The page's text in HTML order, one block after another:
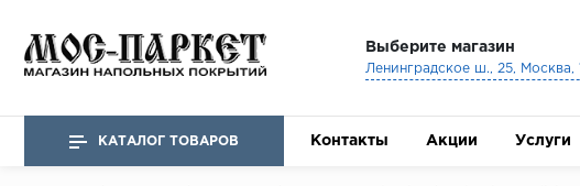
Выберите магазин
Ленинградское ш., 25, Москва,
КАТАЛОГ ТОВАРОВ Контакты Акции Услуги